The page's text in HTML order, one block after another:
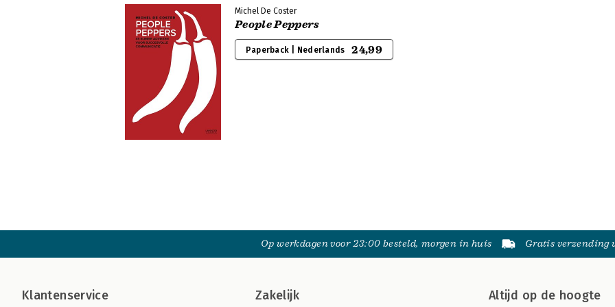
Michel De Coster
People Peppers
Paperback | Nederlands 24,99
Op werkdagen voor 23:00 besteld, morgen in huis Gratis verzending
Klantenservice Zakelijk Altijd op de hoogte